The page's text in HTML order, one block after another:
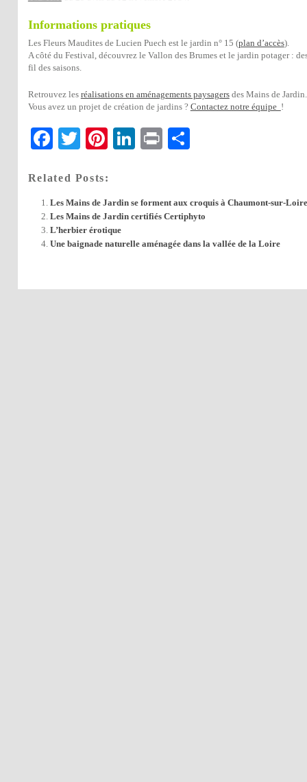
Informations pratiques
Les Fleurs Maudites de Lucien Puech est le jardin n° 15 (plan d’accès).
A côté du Festival, découvrez le Vallon des Brumes et le jardin potager :
fil des saisons.
Retrouvez les réalisations en aménagements paysagersdes Mains de Jardin.
Vous avez un projet de création de jardins ? Contactez notre équipe !
Facebook
TwitterPinterest
LinkedIn
Print
Related Posts:
Les Mains de Jardin se forment aux croquis à Chaumont-sur-
Les Mains de Jardin certifiés Certiphyto
L’herbier érotique
Une baignade naturelle aménagée dans la vallée de la Loire